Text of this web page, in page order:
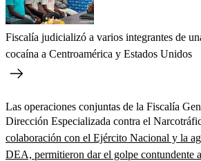
Fiscalía judicializó a varios integrantes de
cocaína a Centroamérica y Estados Unidos
Las operaciones conjuntas de la Fiscalía
Dirección Especializada contra el
colaboración con el Ejército Nacional y la
DEA, permitieron dar el golpe contundente